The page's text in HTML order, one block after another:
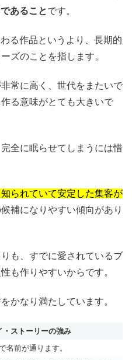
あることです。
る作品というより、長期的
ズのことを指します。
常に高く、世代をまたいで
る意味がとても大きいで
全に眠らせてしまうには惜
知られていて安定した集客が
補になりやすい傾向があり
も、すでに愛されているブ
も作りやすいからです。
かなり満たしています。
・ストーリーの強み
名前が通ります。